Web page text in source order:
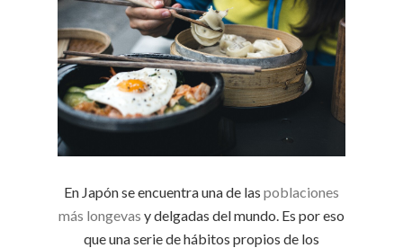
En Japón se encuentra una de las poblaciones
más longevas y delgadas del mundo. Es por eso
que una serie de hábitos propios de los